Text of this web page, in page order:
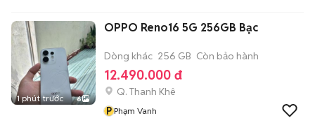
1 phút trước 6
OPPO Reno16 5G 256GB Bạc
Dòng khác 256 GB Còn bảo hành
12.490.000 đ
Q. Thanh Khê
P Phạm Vanh